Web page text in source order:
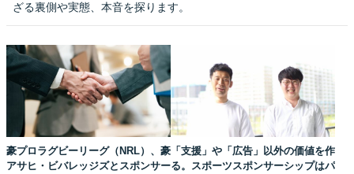
ざる裏側や実態、本音を探ります。
豪プロラグビーリーグ（NRL）、豪
アサヒ・ビバレッジズとスポンサー
「支援」や「広告」以外の価値を作
る。スポーツスポンサーシップはパ